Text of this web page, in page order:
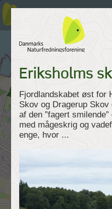
Eriksholms
Fjordlandskabet øst for
Skov og Dragerup
af den ”fagert
med mågeskrig og
enge, hvor ...